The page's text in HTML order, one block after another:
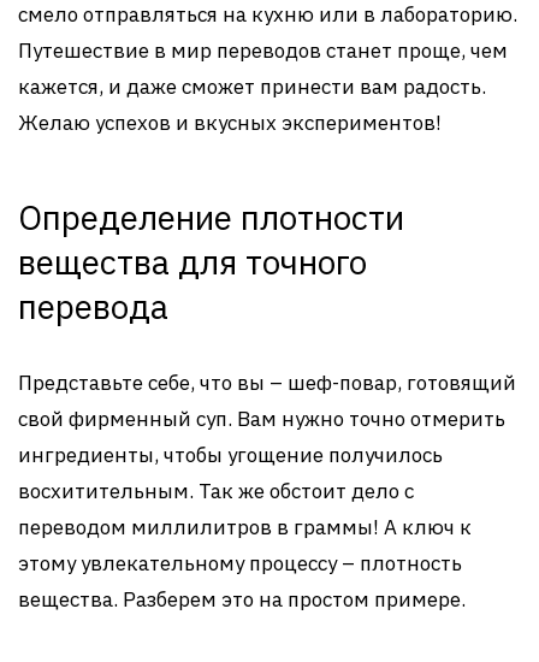
смело отправляться на кухню или в лабораторию.
Путешествие в мир переводов станет проще, чем
кажется, и даже сможет принести вам радость.
Желаю успехов и вкусных экспериментов!
Определение плотности
вещества для точного
перевода
Представьте себе, что вы – шеф-повар, готовящий
свой фирменный суп. Вам нужно точно отмерить
ингредиенты, чтобы угощение получилось
восхитительным. Так же обстоит дело с
переводом миллилитров в граммы! А ключ к
этому увлекательному процессу – плотность
вещества. Разберем это на простом примере.